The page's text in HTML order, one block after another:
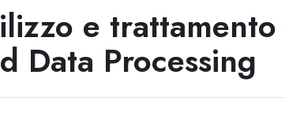
e
Data Processing